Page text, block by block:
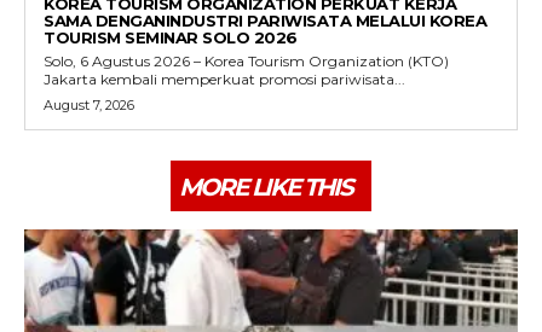
KOREA TOURISM ORGANIZATION PERKUAT KERJA
SAMA DENGANINDUSTRI PARIWISATA MELALUI KOREA
TOURISM SEMINAR SOLO 2026
Solo, 6 Agustus 2026 – Korea Tourism Organization (KTO)
Jakarta kembali memperkuat promosi pariwisata...
August 7, 2026
MORE LIKE THIS